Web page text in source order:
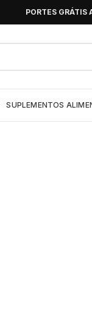
PORTES GRÁTIS
SUPLEMENTOS